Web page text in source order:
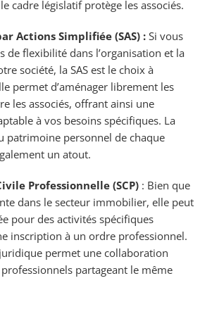
cadre législatif protège les associés.
Actions Simplifiée (SAS) : Si vous
de flexibilité dans l’organisation et la
société, la SAS est le choix à
permet d’aménager librement les
les associés, offrant ainsi une
à vos besoins spécifiques. La
patrimoine personnel de chaque
un atout.
Professionnelle (SCP) : Bien que
dans le secteur immobilier, elle peut
pour des activités spécifiques
inscription à un ordre professionnel.
permet une collaboration
partageant le même